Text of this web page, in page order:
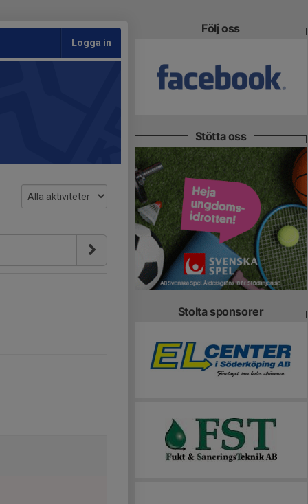
Logga in
Följ oss
Stötta oss
Stolta sponsorer